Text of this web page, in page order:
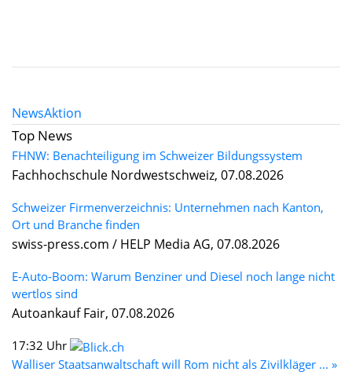
NewsAktion
Top News
FHNW: Benachteiligung im Schweizer Bildungssystem
Fachhochschule Nordwestschweiz, 07.08.2026
Schweizer Firmenverzeichnis: Unternehmen nach Kanton,
Ort und Branche finden
swiss-press.com / HELP Media AG, 07.08.2026
E-Auto-Boom: Warum Benziner und Diesel noch lange nicht
wertlos sind
Autoankauf Fair, 07.08.2026
17:32 Uhr
Walliser Staatsanwaltschaft will Rom nicht als Zivilkläger ... »